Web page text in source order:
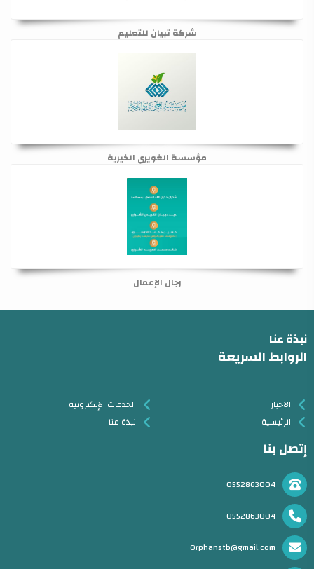
شركة تبيان للتعليم
مؤسسة الغويري الخيرية
رجال الإعمال
نبذة عنا
الروابط السريعة
الاخبار
الرئيسية
الخدمات الإلكترونية
نبذة عنا
إتصل بنا
0552863004
0552863004
Orphanstb@gmail.com